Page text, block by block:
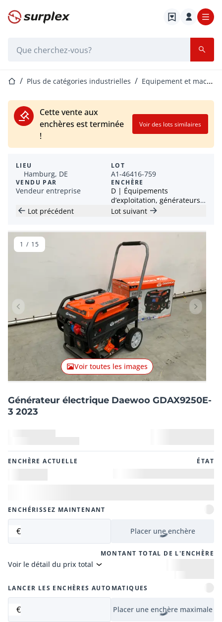
Page d'accueil
Page d'accueil
Plus de catégories industrielles Equipement et machines de processus
Cette vente aux
enchères est terminée
!
Voir des lots similaires
LIEU
Hamburg, DE
VENDU PAR
Vendeur entreprise
LOT
A1-46416-759
ENCHÈRE
D | Équipements
d’exploitation, générateurs,
machines-outils et plus
Lot précédent Lot suivant
Lot précédent Lot
Voir toutes les images
1 / 15
Générateur électrique Daewoo GDAX9250E-
3 2023
ENCHÈRE ACTUELLE ÉTAT
ENCHÉRISSEZ MAINTENANT
€ Placer une enchère
MONTANT TOTAL DE L'ENCHÈRE
Voir le détail du prix total
LANCER LES ENCHÈRES AUTOMATIQUES
€ Placer une enchère maximale